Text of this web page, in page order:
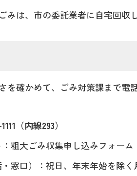
みは、市の委託業者に自宅回収
を確かめて、ごみ対策課まで電
（内線293）
粗大ごみ収集申し込みフォーム
窓口）：祝日、年末年始を除